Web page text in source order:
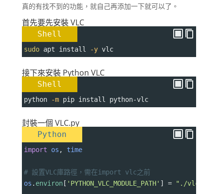
真的有找不到的功能，就自己再添加一下就可以了。
首先要先安裝 VLC
Shell
sudo apt install -y vlc
接下來安裝 Python VLC
Shell
python -m pip install python-vlc
封裝一個 VLC.py
Python
import os , time
# 設置VLC庫路徑，需在import vlc之前
os . environ[ 'PYTHON_VLC_MODULE_PATH' ] = "./vlc-